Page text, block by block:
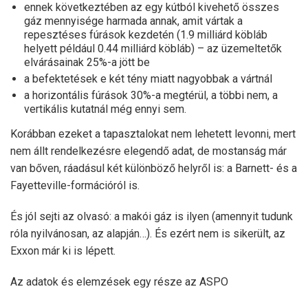
ennek következtében az egy kútból kivehető összes
gáz mennyisége harmada annak, amit vártak a
repesztéses fúrások kezdetén (1.9 milliárd köbláb
helyett például 0.44 milliárd köbláb) – az üzemeltetők
elvárásainak 25%-a jött be
a befektetések e két tény miatt nagyobbak a vártnál
a horizontális fúrások 30%-a megtérül, a többi nem, a
vertikális kutatnál még ennyi sem.
Korábban ezeket a tapasztalokat nem lehetett levonni, mert
nem állt rendelkezésre elegendő adat, de mostanság már
van bőven, ráadásul két különböző helyről is: a Barnett- és a
Fayetteville-formációról is.
És jól sejti az olvasó: a makói gáz is ilyen (amennyit tudunk
róla nyilvánosan, az alapján…). És ezért nem is sikerült, az
Exxon már ki is lépett.
Az adatok és elemzések egy része az ASPO